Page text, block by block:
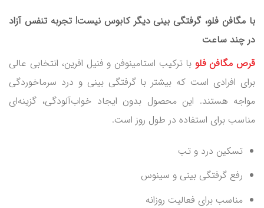
با مگافن فلو، گرفتگی بینی دیگر کابوس نیست! تجربه تنفس آزاد
در چند ساعت
قرص مگافن فلو با ترکیب استامینوفن و فنیل افرین، انتخابی عالی
برای افرادی است که بیشتر با گرفتگی بینی و درد سرماخوردگی
مواجه هستند. این محصول بدون ایجاد خواب‌آلودگی، گزینه‌ای
مناسب برای استفاده در طول روز است.
تسکین درد و تب
رفع گرفتگی بینی و سینوس
مناسب برای فعالیت روزانه